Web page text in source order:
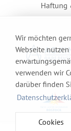
Wir möchten
Webseite
verwenden wir
darüber finden
Cookies
Haftung